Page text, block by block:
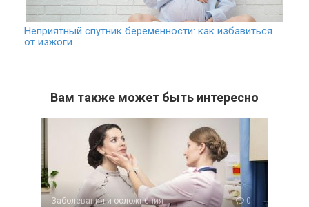
Неприятный спутник беременности: как избавиться
от изжоги
Вам также может быть интересно
Заболевания и осложнения 0